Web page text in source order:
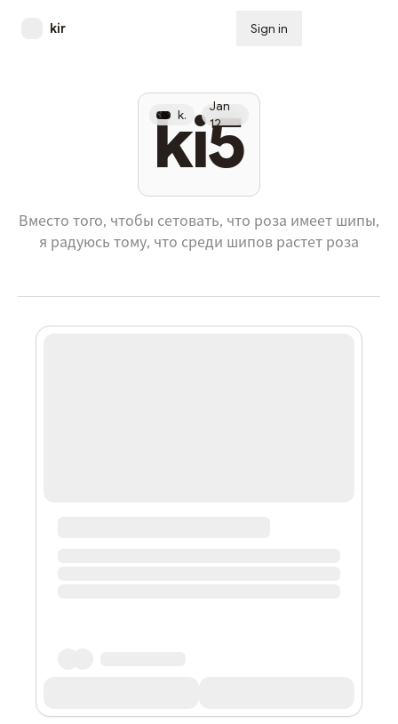
kir Sign in
ki5
kir
Jan
12
Вместо того, чтобы сетовать, что роза имеет шипы,
я радуюсь тому, что среди шипов растет роза